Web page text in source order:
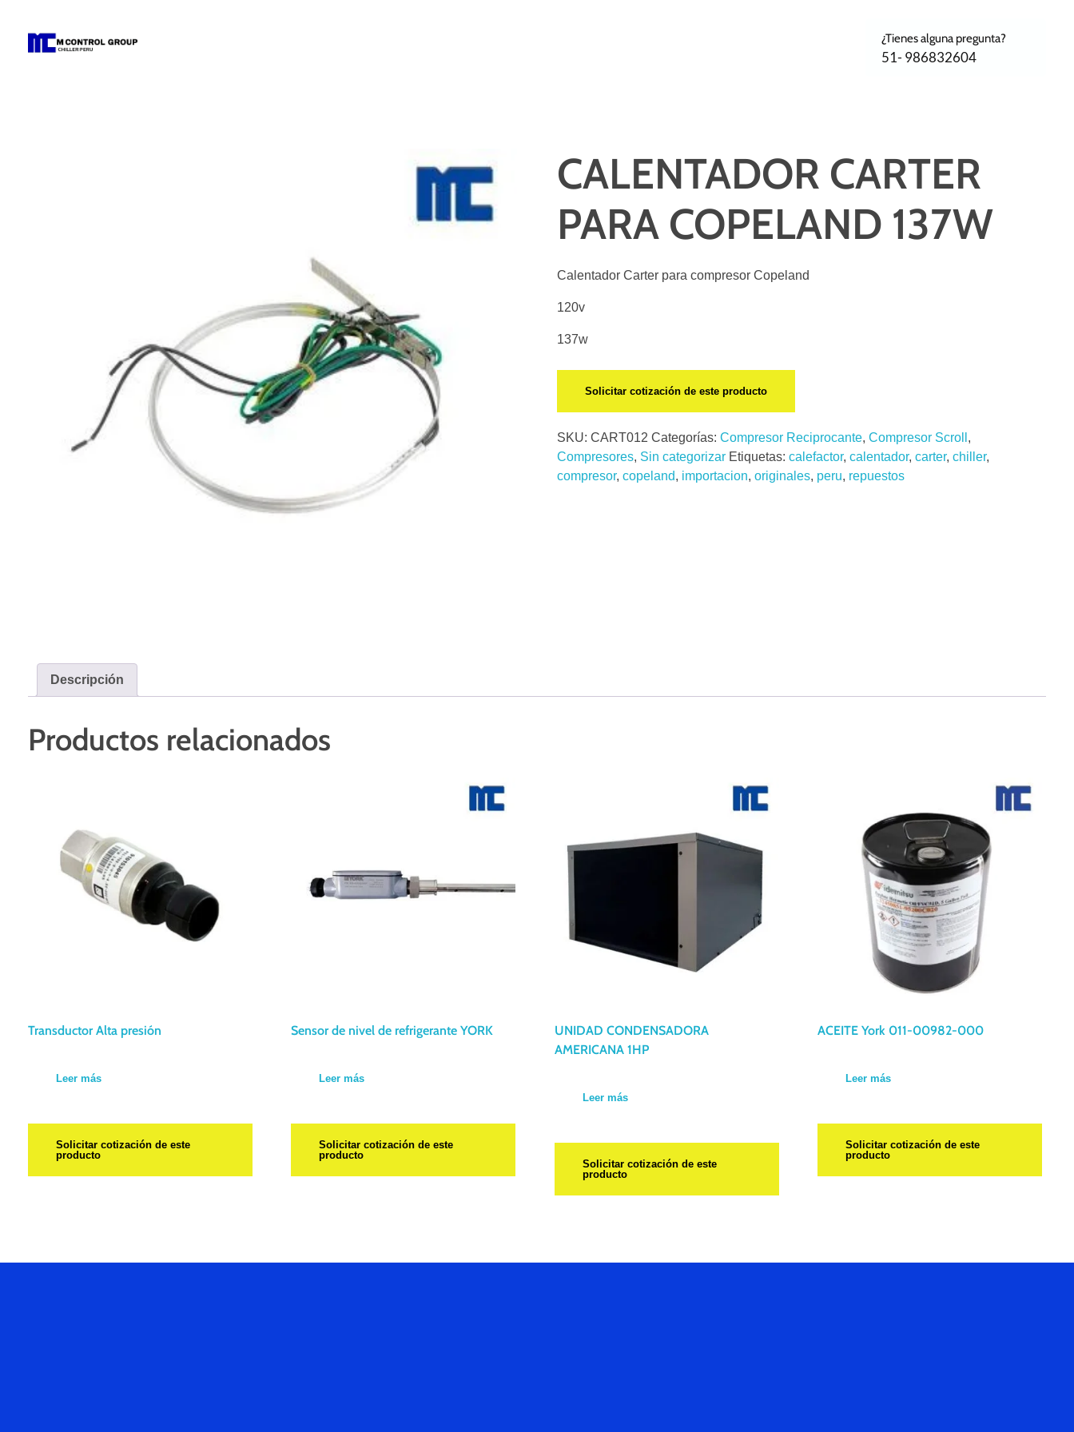
¿Tienes alguna pregunta?
51- 986832604
CALENTADOR CARTER
PARA COPELAND 137W
Calentador Carter para compresor Copeland
120v
137w
Solicitar cotización de este producto
SKU:CART012 Categorías:Compresor Reciprocante,Compresor Scroll ,
Compresores, Sin categorizar Etiquetas:calefactor,calentador,carter,chiller,
compresor,copeland, importacion,originales, peru, repuestos
Descripción
Productos relacionados
Transductor Alta presión
Leer más
Solicitar cotización de este
producto
Sensor de nivel de refrigerante YORK
Leer más
Solicitar cotización de este
producto
UNIDAD CONDENSADORA
AMERICANA 1HP
Leer más
Solicitar cotización de este
producto
ACEITE York 011-00982-000
Leer más
Solicitar cotización de este
producto